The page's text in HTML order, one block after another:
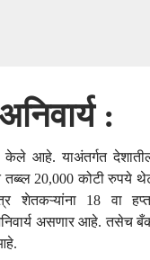
:
केले आहे. याअंतर्गत
तब्ब्ल 20,000 कोटी रुपये
शेतकऱ्यांना 18 वा
असणार आहे. तसेच